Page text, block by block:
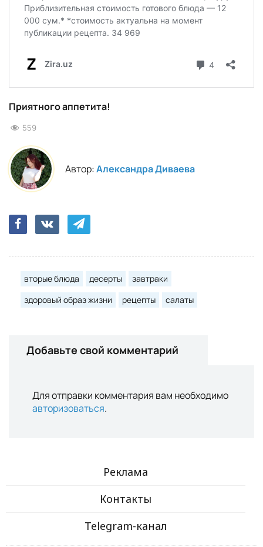
Приятного аппетита!
559
Автор:Александра Диваева
вторые блюда десерты
завтраки
здоровый образ жизни
рецепты салаты
Добавьте свой комментарий
Для отправки комментария вам необходимо
авторизоваться.
Реклама
Контакты
Telegram-канал